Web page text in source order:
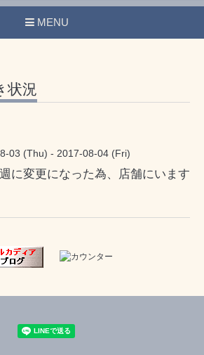
MENU
状況
03 (Thu) - 2017-08-04 (Fri)
に変更になった為、店舗にいます